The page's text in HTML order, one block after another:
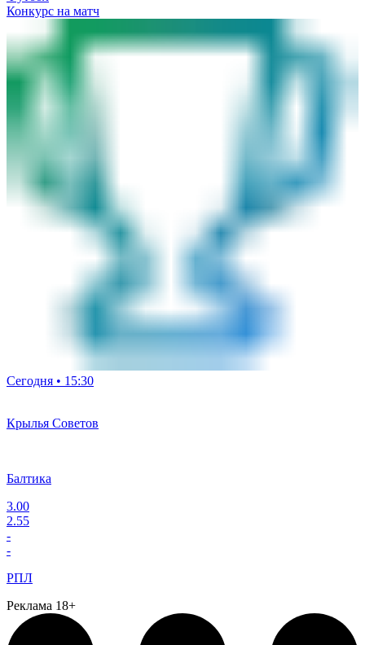
Конкурс на матч
Сегодня • 15:30
Крылья Советов
Балтика
3.00
2.55
-
-
РПЛ
Реклама 18+